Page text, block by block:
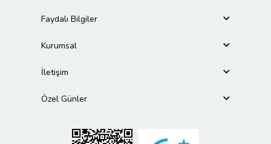
Faydalı Bilgiler
Kurumsal
İletişim
Özel Günler